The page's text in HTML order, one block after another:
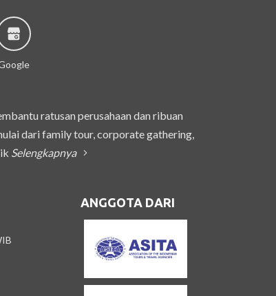
ratusan perusahaan dan ribuan
dari family tour, corporate gathering,
Selengkapnya
ANGGOTA DARI